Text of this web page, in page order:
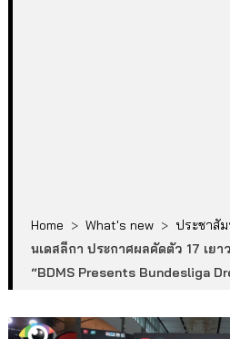
Home > What's new > ประชาสั
นเดสลีกา ประกาศผลคัดตัว 17 เยา
“BDMS Presents Bundesliga